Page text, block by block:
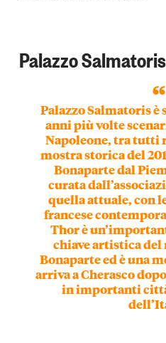
Palazzo Salmatoris
Palazzo Salmatoris è
anni più volte
Napoleone,tra tutti
mostra storica del
Bonaparte dal
curata
quella attuale, con
francese
Thor è
chiave artistica
Bonaparte ed è una
arriva a Cherasco
in importanti